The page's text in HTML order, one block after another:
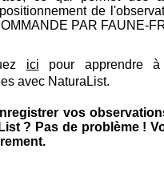
de
PAR FAUNE-
ici pour apprendre
avec NaturaList.
vos
? Pas de problème !